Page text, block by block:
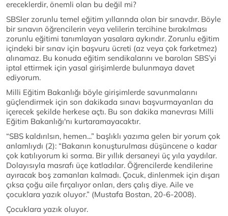
ereceklerdir, önemli olan bu değil mi?
SBSler zorunlu temel eğitim yıllarında olan bir sınavdır. Böyle
bir sınavın öğrencilerin veya velilerin tercihine bırakılması
zorunlu eğitimi tanımlayan yasalara aykırıdır. Zorunlu eğitim
içindeki bir sınav için başvuru ücreti (az veya çok farketmez)
alınamaz. Bu konuda eğitim sendikalarını ve baroları SBS’yi
iptal ettirmek için yasal girişimlerde bulunmaya davet
ediyorum.
Milli Eğitim Bakanlığı böyle girişimlerde savunmalarını
güçlendirmek için son dakikada sınavı başvurmayanları da
içerecek şekilde herkese açtı. Bu son dakika manevrası Milli
Eğitim Bakanlığı'nı kurtaramayacaktır.
“SBS kaldırılsın, hemen...” başlıklı yazıma gelen bir yorum çok
anlamlıydı (2): “Bakanın konuşturulması düşüncene o kadar
çok katılıyorum ki sorma. Bir yıllık dersaneyi üç yıla yaydılar.
Dolayısıyla masrafı üçe katladılar. Öğrencilerde kendilerine
ayıracak boş zamanları kalmadı. Çocuk, dinlenmek için dışarı
çıksa çoğu aile fırçalıyor onları, ders çalış diye. Aile ve
çocuklara yazık oluyor.” (Mustafa Bostan, 20-6-2008).
Çocuklara yazık oluyor.